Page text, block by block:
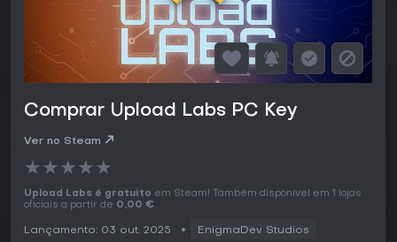
Comprar Upload Labs PC Key
Ver no Steam
★★★★★
Upload Labs é gratuito em Steam! Também disponível em 1 lojas
oficiais a partir de 0,00 €.
Lançamento: 03 out. 2025 EnigmaDev Studios